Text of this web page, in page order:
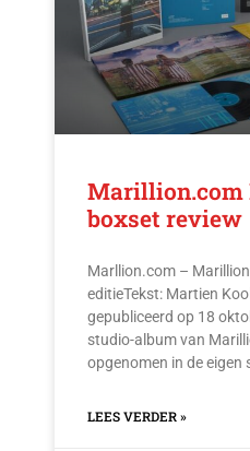
Marillion.com
boxset review
Marllion.com –
editieTekst: Martien
gepubliceerd op 18
studio-album van
opgenomen in de eigen
LEES VERDER »